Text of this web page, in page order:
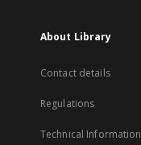
About Library
Contact details
Regulations
Technical Information